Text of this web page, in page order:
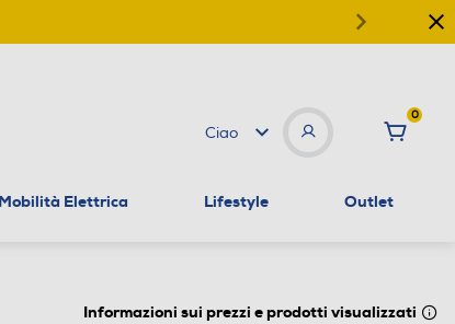
Ciao
0
Mobilità Elettrica Lifestyle Outlet
Informazioni sui prezzi e prodotti visualizzati